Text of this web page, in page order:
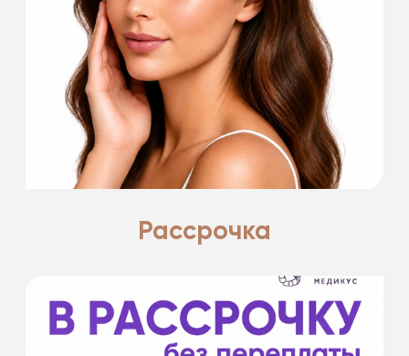
Подробнее
Рассрочка
- на срок от 6 до 12 месяцев